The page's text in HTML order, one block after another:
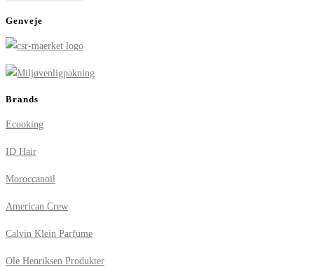
Genveje
Brands
Ecooking
ID Hair
Moroccanoil
American Crew
Calvin Klein Parfume
Ole Henriksen Produkter